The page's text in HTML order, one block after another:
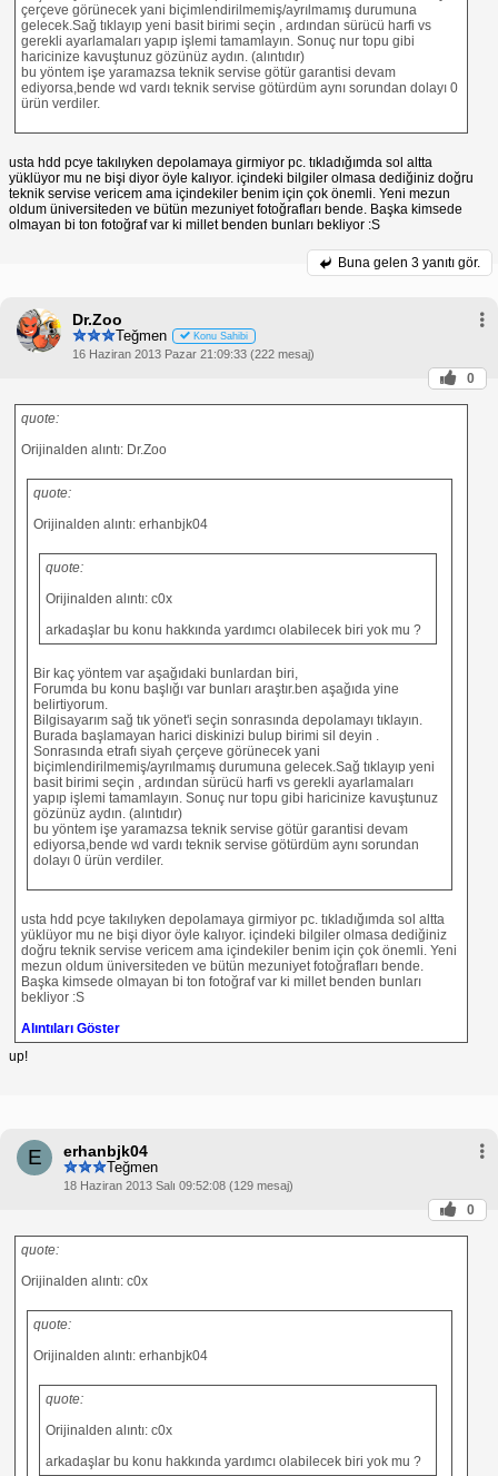
çerçeve görünecek yani biçimlendirilmemiş/ayrılmamış durumuna
gelecek.Sağ tıklayıp yeni basit birimi seçin , ardından sürücü harfi vs
gerekli ayarlamaları yapıp işlemi tamamlayın. Sonuç nur topu gibi
haricinize kavuştunuz gözünüz aydın. (alıntıdır)
bu yöntem işe yaramazsa teknik servise götür garantisi devam
ediyorsa,bende wd vardı teknik servise götürdüm aynı sorundan dolayı 0
ürün verdiler.
usta hdd pcye takılıyken depolamaya girmiyor pc. tıkladığımda sol altta
yüklüyor mu ne bişi diyor öyle kalıyor. içindeki bilgiler olmasa dediğiniz doğru
teknik servise vericem ama içindekiler benim için çok önemli. Yeni mezun
oldum üniversiteden ve bütün mezuniyet fotoğrafları bende. Başka kimsede
olmayan bi ton fotoğraf var ki millet benden bunları bekliyor :S
Buna gelen 3 yanıtı gör.
Dr.Zoo
Teğmen Konu Sahibi
16 Haziran 2013 Pazar 21:09:33 (222 mesaj)
0
quote:
Orijinalden alıntı: Dr.Zoo
quote:
Orijinalden alıntı: erhanbjk04
quote:
Orijinalden alıntı: c0x
arkadaşlar bu konu hakkında yardımcı olabilecek biri yok mu ?
Bir kaç yöntem var aşağıdaki bunlardan biri,
Forumda bu konu başlığı var bunları araştır.ben aşağıda yine
belirtiyorum.
Bilgisayarım sağ tık yönet'i seçin sonrasında depolamayı tıklayın.
Burada başlamayan harici diskinizi bulup birimi sil deyin .
Sonrasında etrafı siyah çerçeve görünecek yani
biçimlendirilmemiş/ayrılmamış durumuna gelecek.Sağ tıklayıp yeni
basit birimi seçin , ardından sürücü harfi vs gerekli ayarlamaları
yapıp işlemi tamamlayın. Sonuç nur topu gibi haricinize kavuştunuz
gözünüz aydın. (alıntıdır)
bu yöntem işe yaramazsa teknik servise götür garantisi devam
ediyorsa,bende wd vardı teknik servise götürdüm aynı sorundan
dolayı 0 ürün verdiler.
usta hdd pcye takılıyken depolamaya girmiyor pc. tıkladığımda sol altta
yüklüyor mu ne bişi diyor öyle kalıyor. içindeki bilgiler olmasa dediğiniz
doğru teknik servise vericem ama içindekiler benim için çok önemli. Yeni
mezun oldum üniversiteden ve bütün mezuniyet fotoğrafları bende.
Başka kimsede olmayan bi ton fotoğraf var ki millet benden bunları
bekliyor :S
Alıntıları Göster
up!
E erhanbjk04
Teğmen
18 Haziran 2013 Salı 09:52:08 (129 mesaj)
0
quote:
Orijinalden alıntı: c0x
quote:
Orijinalden alıntı: erhanbjk04
quote:
Orijinalden alıntı: c0x
arkadaşlar bu konu hakkında yardımcı olabilecek biri yok mu ?